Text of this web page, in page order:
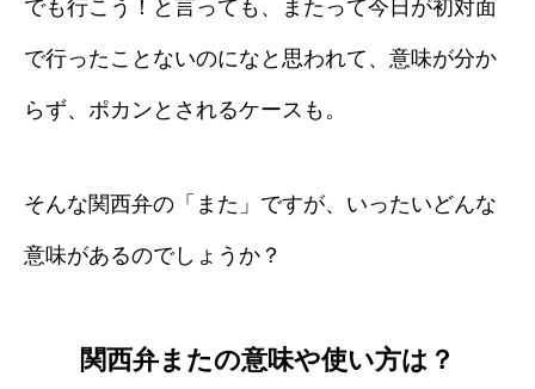
でも行こう！と言っても、またって今日が初対面
で行ったことないのになと思われて、意味が分か
らず、ポカンとされるケースも。
そんな関西弁の「また」ですが、いったいどんな
意味があるのでしょうか？
関西弁またの意味や使い方は？